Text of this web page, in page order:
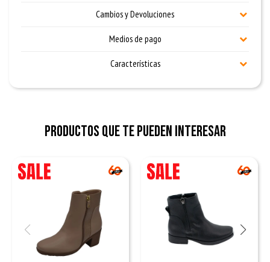
Cambios y Devoluciones
Medios de pago
Características
Productos que te pueden interesar